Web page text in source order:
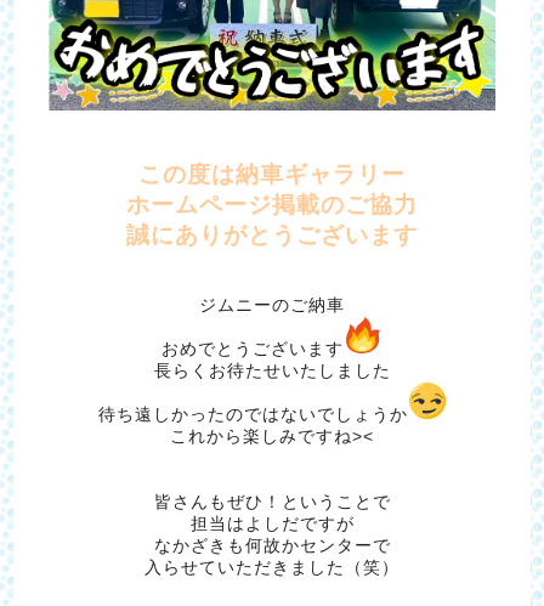
この度は納車ギャラリー
ホームページ掲載のご協力
誠にありがとうございます
ジムニーのご納車
おめでとうございます
長らくお待たせいたしました
待ち遠しかったのではないでしょうか
これから楽しみですね><
皆さんもぜひ！ということで
担当はよしだですが
なかざきも何故かセンターで
入らせていただきました（笑）